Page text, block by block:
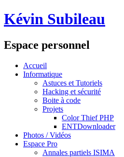
Kévin Subileau
Espace personnel
Accueil
Informatique
Astuces et Tutoriels
Hacking et sécurité
Boite à code
Projets
Color Thief PHP
ENTDownloader
Photos / Vidéos
Espace Pro
Annales partiels ISIMA